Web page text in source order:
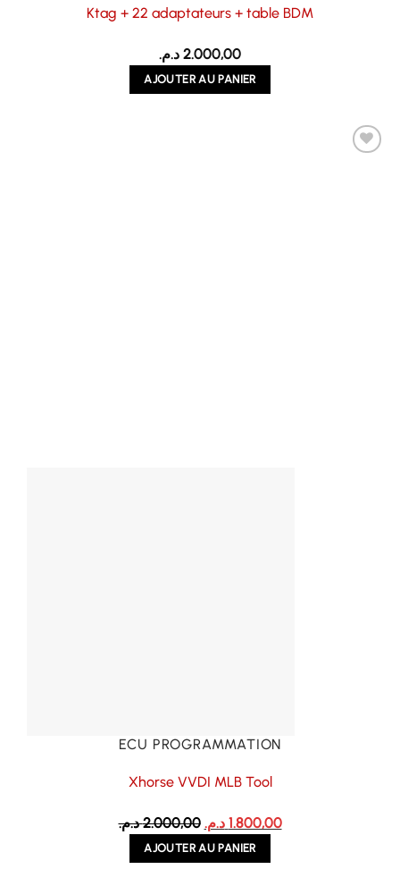
Ktag + 22 adaptateurs + table BDM
2.000,00 د.م.
AJOUTER AU PANIER
ECU PROGRAMMATION
Xhorse VVDI MLB Tool
2.000,00 د.م.
Le
prix
initial
1.800,00 د.م.
Le
AJOUTER AU PANIER